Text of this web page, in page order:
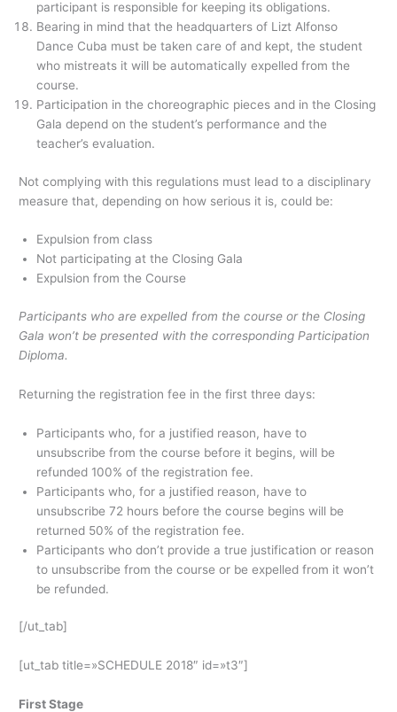
participant is responsible for keeping its obligations.
Bearing in mind that the headquarters of Lizt Alfonso
Dance Cuba must be taken care of and kept, the student
who mistreats it will be automatically expelled from the
course.
Participation in the choreographic pieces and in the Closing
Gala depend on the student’s performance and the
teacher’s evaluation.
Not complying with this regulations must lead to a disciplinary
measure that, depending on how serious it is, could be:
Expulsion from class
Not participating at the Closing Gala
Expulsion from the Course
Participants who are expelled from the course or the Closing
Gala won’t be presented with the corresponding Participation
Diploma.
Returning the registration fee in the first three days:
Participants who, for a justified reason, have to
unsubscribe from the course before it begins, will be
refunded 100% of the registration fee.
Participants who, for a justified reason, have to
unsubscribe 72 hours before the course begins will be
returned 50% of the registration fee.
Participants who don’t provide a true justification or reason
to unsubscribe from the course or be expelled from it won’t
be refunded.
[/ut_tab]
[ut_tab title=»SCHEDULE 2018″ id=»t3″]
First Stage